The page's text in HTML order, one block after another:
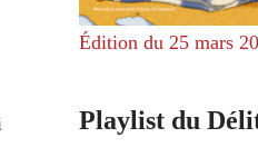
Édition du 25 mars
Playlist du